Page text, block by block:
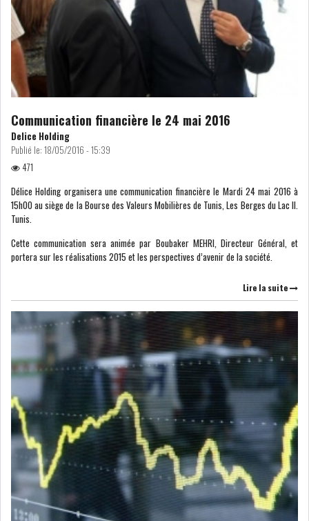
REBOND DE LA PRODUCTION
INDUSTRIELLE, MA...
DE LA TUNISIE...
POLITIQUE
ELECTIONS
PRÉSIDENTIELLES
ACTUALITÉS
GOUVERNEMENT
REPRÉSENTANTS DU
PEUPLE (ARP)
SAIED LIMOGE LA MINISTRE DE
L'INDUS...
SLAH ZOUARI NOMMÉ
MINISTRE DE L'ÉQU...
Communication financière le 24 mai 2016
Delice Holding
Publié le: 18/05/2016 - 15:39
471
Délice Holding organisera une communication financière le Mardi 24 mai 2016 à
15h00 au siège de la Bourse des Valeurs Mobilières de Tunis, Les Berges du Lac II.
Tunis.
Cette communication sera animée par Boubaker MEHRI, Directeur Général, et
portera sur les réalisations 2015 et les perspectives d’avenir de la société.
Lire la suite